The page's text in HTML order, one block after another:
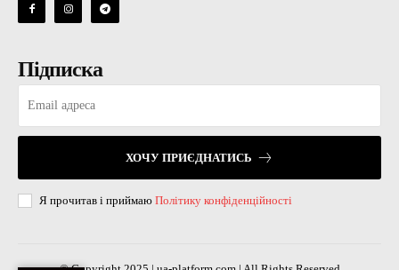
Підписка
ХОЧУ ПРИЄДНАТИСЬ
Я прочитав і приймаю Політику конфіденційності